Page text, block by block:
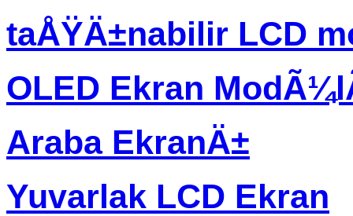
taÅŸÄ±nabilir LCD
OLED Ekran
Araba EkranÄ±
Yuvarlak LCD Ekran